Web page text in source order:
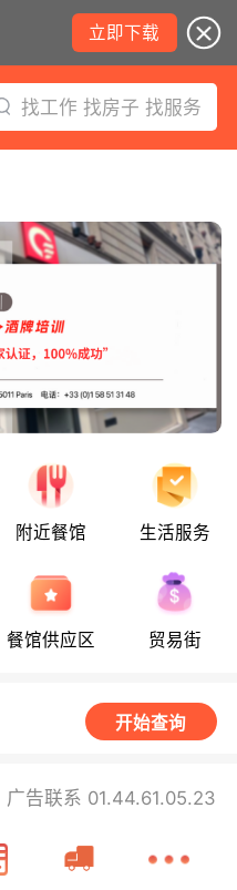
立即下载
找工作 找房子 找服务
附近餐馆 生活服务
餐馆供应区 贸易街
开始查询
广告联系 01.44.61.05.23